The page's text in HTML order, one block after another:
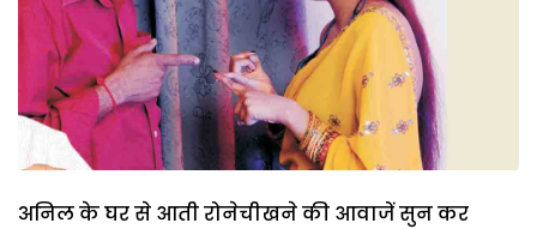
अनिल के घर से आती रोनेचीखने की आवाजें सुन कर